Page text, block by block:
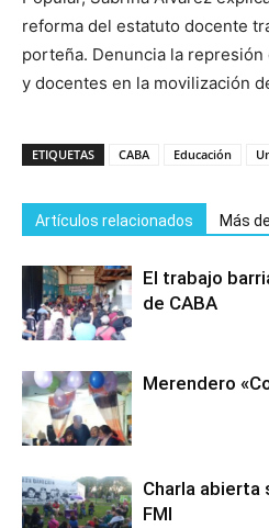
reforma del estatuto docente
porteña. Denuncia la
y docentes en la movilización
ETIQUETAS CABA Educación
Artículos relacionados Más
El trabajo
de CABA
Merendero
Charla abierta
FMI